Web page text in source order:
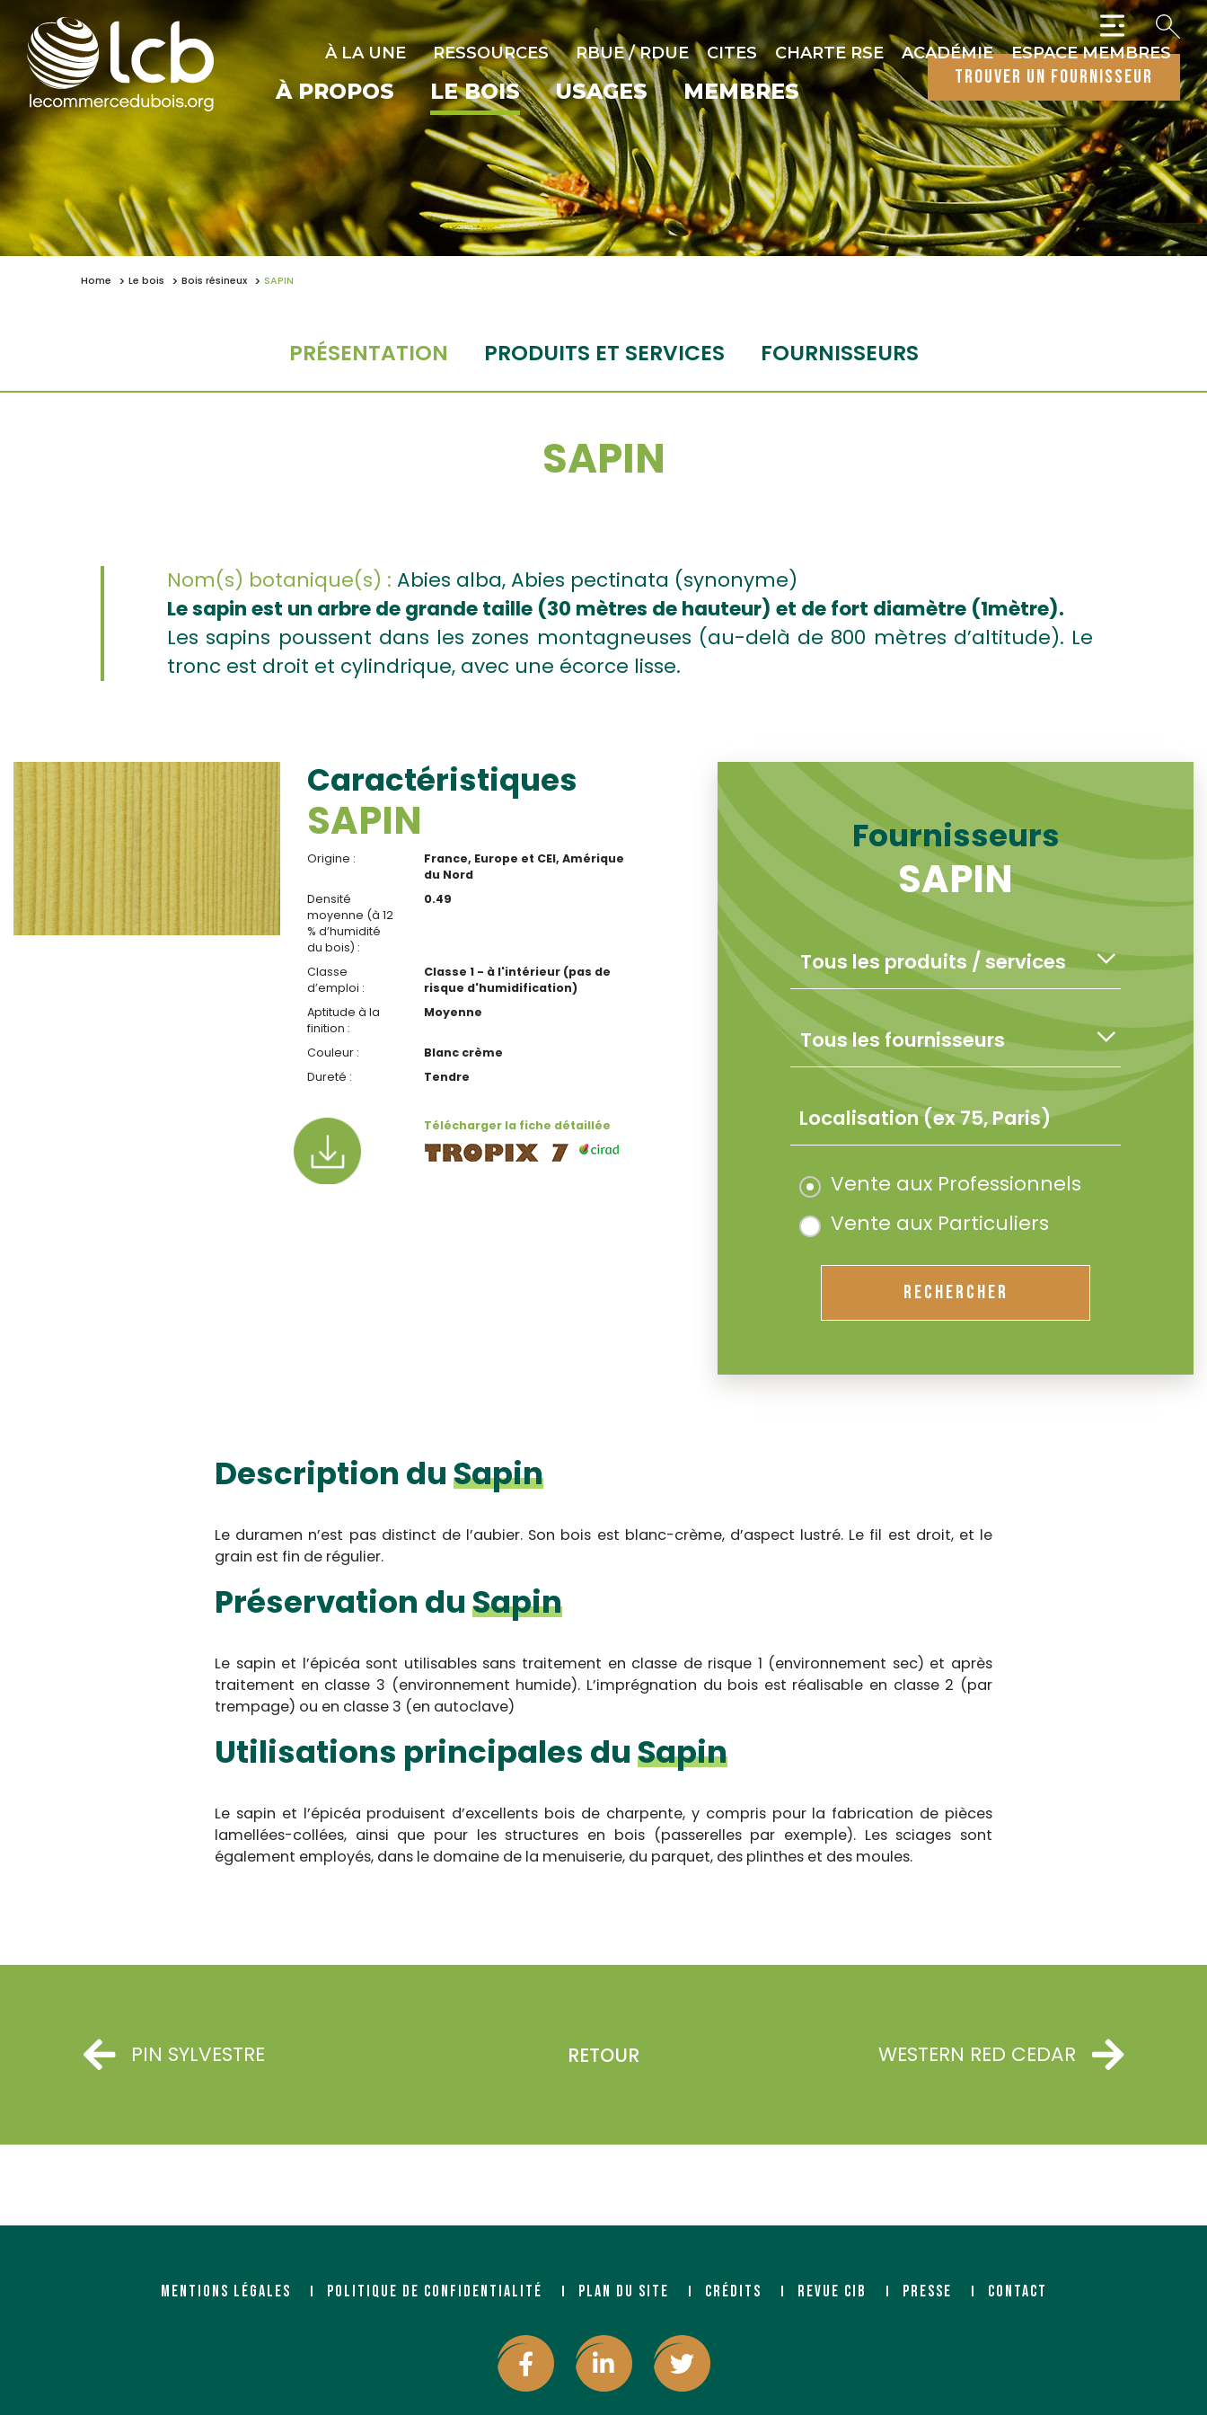
À LA UNE RESSOURCES RBUE / RDUE CITES CHARTE RSE ACADÉMIE ESPACE MEMBRES
À PROPOS LE BOIS USAGES MEMBRES
trouver un fournisseur
Home Le bois Bois résineux SAPIN
PRÉSENTATION PRODUITS ET SERVICES FOURNISSEURS
SAPIN
Nom(s) botanique(s) : Abies alba, Abies pectinata (synonyme)
Le sapin est un arbre de grande taille (30 mètres de hauteur) et de fort diamètre (1mètre).
Les sapins poussent dans les zones montagneuses (au-delà de 800 mètres d’altitude). Le
tronc est droit et cylindrique, avec une écorce lisse.
Caractéristiques
SAPIN
Origine :
France, Europe et CEI, Amérique
du Nord
Densité
moyenne (à 12
% d’humidité
du bois) :
0.49
Classe
d’emploi :
Classe 1 - à l'intérieur (pas de
risque d'humidification)
Aptitude à la
finition :
Moyenne
Couleur :
Blanc crème
Dureté :
Tendre
Télécharger la fiche détaillée
Fournisseurs
SAPIN
Vente aux Professionnels
Vente aux Particuliers
RECHERCHER
Description duSapin
Le duramen n’est pas distinct de l’aubier. Son bois est blanc-crème, d’aspect lustré. Le fil est droit, et le
grain est fin de régulier.
Préservation duSapin
Le sapin et l’épicéa sont utilisables sans traitement en classe de risque 1 (environnement sec) et après
traitement en classe 3 (environnement humide). L’imprégnation du bois est réalisable en classe 2 (par
trempage) ou en classe 3 (en autoclave)
Utilisations principales duSapin
Le sapin et l’épicéa produisent d’excellents bois de charpente, y compris pour la fabrication de pièces
lamellées-collées, ainsi que pour les structures en bois (passerelles par exemple). Les sciages sont
également employés, dans le domaine de la menuiserie, du parquet, des plinthes et des moules.
PIN SYLVESTRE RETOUR WESTERN RED CEDAR
MENTIONS LÉGALES POLITIQUE DE CONFIDENTIALITÉ PLAN DU SITE CRÉDITS REVUE CIB PRESSE CONTACT